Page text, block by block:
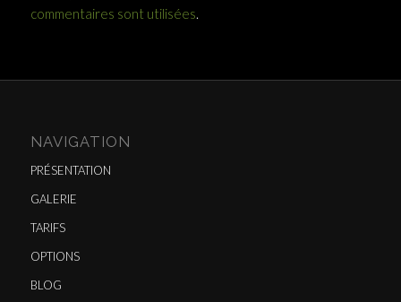
commentaires sont utilisées
NAVIGATION
PRÉSENTATION
GALERIE
TARIFS
OPTIONS
BLOG